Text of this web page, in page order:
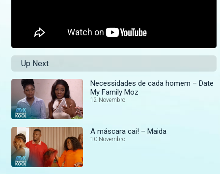
Up Next
Necessidades de cada homem – Date
My Family Moz
12 Novembro
A máscara cai! – Maida
10 Novembro